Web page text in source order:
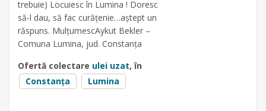
trebuie) Locuiesc în Lumina ! Doresc
să-l dau, să fac curățenie…aștept un
răspuns. MulțumescAykut Bekler –
Comuna Lumina, jud. Constanța
Ofertă colectare ulei uzat, în
Constanța
Lumina